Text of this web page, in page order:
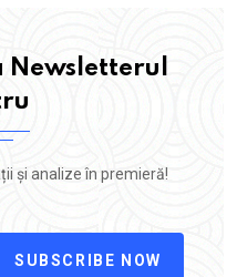
și analize în premieră!
SUBSCRIBE NOW